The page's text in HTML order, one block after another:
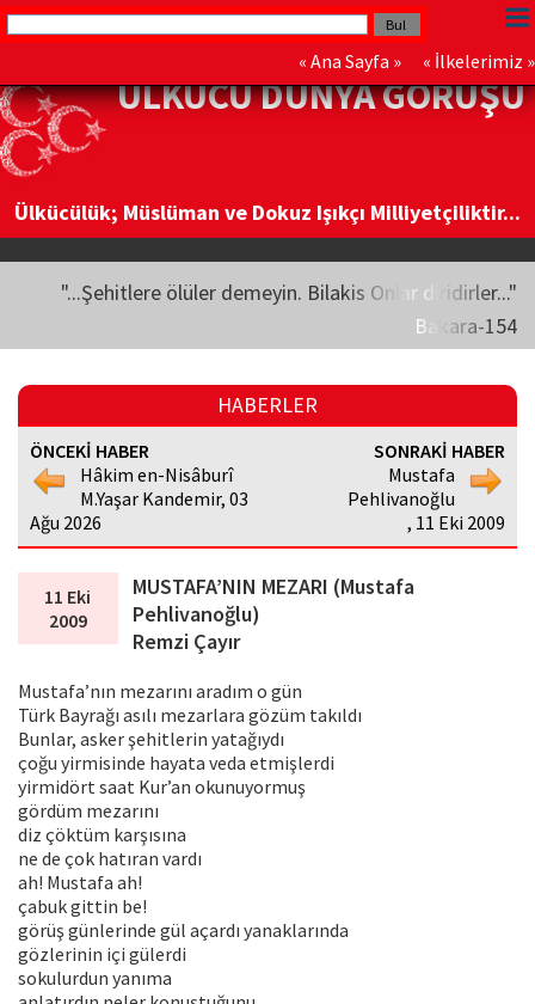
« Ana Sayfa » « İlkelerimiz »
ÜLKÜCÜ DÜNYA GÖRÜŞÜ
Ülkücülük; Müslüman ve Dokuz Işıkçı Milliyetçiliktir...
"...Şehitlere ölüler demeyin. Bilakis Onlar diridirler..."
Bakara-154
HABERLER
ÖNCEKİ HABER
Hâkim en-Nisâburî
M.Yaşar Kandemir, 03
Ağu 2026
SONRAKİ HABER
Mustafa
Pehlivanoğlu
, 11 Eki 2009
11 Eki
2009
MUSTAFA’NIN MEZARI (Mustafa
Pehlivanoğlu)
Remzi Çayır
Mustafa’nın mezarını aradım o gün
Türk Bayrağı asılı mezarlara gözüm takıldı
Bunlar, asker şehitlerin yatağıydı
çoğu yirmisinde hayata veda etmişlerdi
yirmidört saat Kur’an okunuyormuş
gördüm mezarını
diz çöktüm karşısına
ne de çok hatıran vardı
ah! Mustafa ah!
çabuk gittin be!
görüş günlerinde gül açardı yanaklarında
gözlerinin içi gülerdi
sokulurdun yanıma